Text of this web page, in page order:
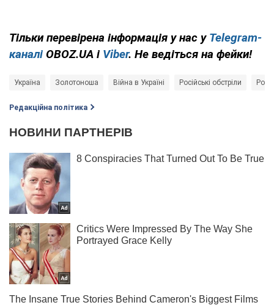
Тільки перевірена інформація у нас у Telegram-
каналі OBOZ.UA і Viber. Не ведіться на фейки!
Україна Золотоноша Війна в Україні Російські обстріли
Редакційна політика